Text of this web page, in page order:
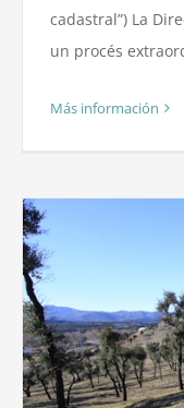
cadastral”) La
un procés
Más información